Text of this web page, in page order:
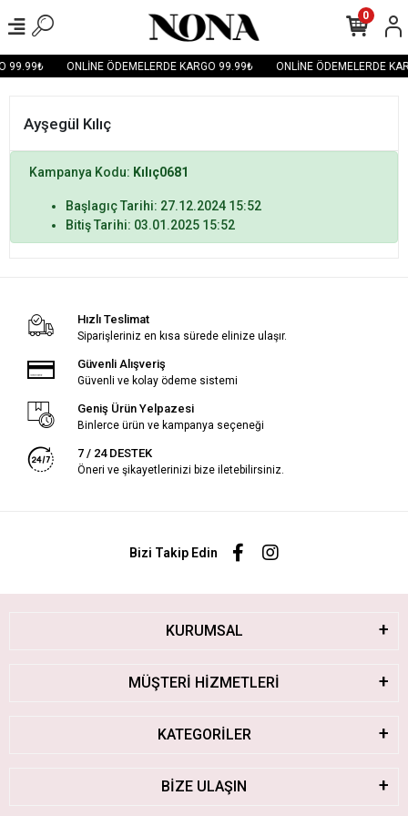
99.99₺ ONLİNE ÖDEMELERDE KARGO 99.99₺ ONLİNE ÖDEMELERDE
0
Ayşegül Kılıç
Kampanya Kodu: Kılıç0681
Başlagıç Tarihi: 27.12.2024 15:52
Bitiş Tarihi: 03.01.2025 15:52
Hızlı Teslimat
Siparişleriniz en kısa sürede elinize ulaşır.
Güvenli Alışveriş
Güvenli ve kolay ödeme sistemi
Geniş Ürün Yelpazesi
Binlerce ürün ve kampanya seçeneği
7 / 24 DESTEK
Öneri ve şikayetlerinizi bize iletebilirsiniz.
Bizi Takip Edin
KURUMSAL
MÜŞTERİ HİZMETLERİ
KATEGORİLER
BİZE ULAŞIN